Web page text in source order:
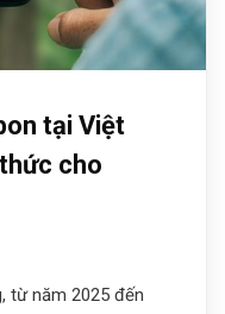
tại Việt
cho
từ năm 2025 đến